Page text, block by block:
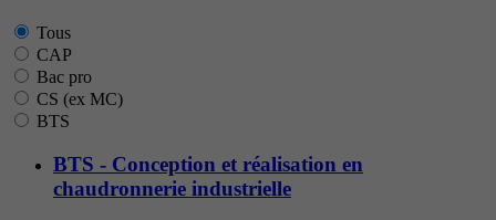
Tous
CAP
Bac pro
CS (ex MC)
BTS
BTS - Conception et réalisation en
chaudronnerie industrielle